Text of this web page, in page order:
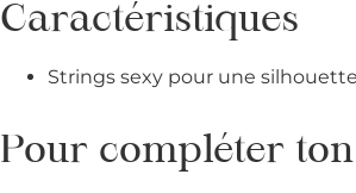
Caractéristiques
Strings sexy pour une
Pour compléter ton